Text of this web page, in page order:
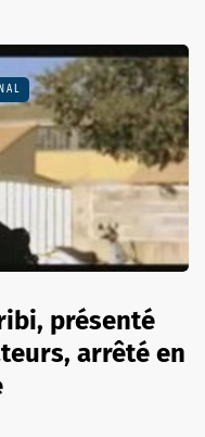
présenté
arrêté en